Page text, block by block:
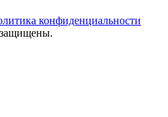
конфиденциальности